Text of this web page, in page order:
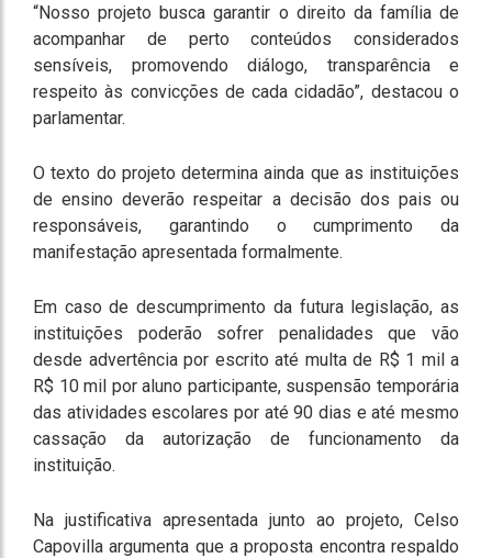
“Nosso projeto busca garantir o direito da família de
acompanhar de perto conteúdos considerados
sensíveis, promovendo diálogo, transparência e
respeito às convicções de cada cidadão”, destacou o
parlamentar.
O texto do projeto determina ainda que as instituições
de ensino deverão respeitar a decisão dos pais ou
responsáveis, garantindo o cumprimento da
manifestação apresentada formalmente.
Em caso de descumprimento da futura legislação, as
instituições poderão sofrer penalidades que vão
desde advertência por escrito até multa de R$ 1 mil a
R$ 10 mil por aluno participante, suspensão temporária
das atividades escolares por até 90 dias e até mesmo
cassação da autorização de funcionamento da
instituição.
Na justificativa apresentada junto ao projeto, Celso
Capovilla argumenta que a proposta encontra respaldo